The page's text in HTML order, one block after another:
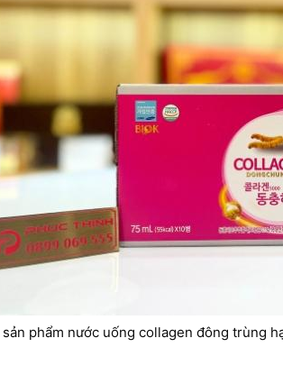
phẩm nước uống collagen đông trùng